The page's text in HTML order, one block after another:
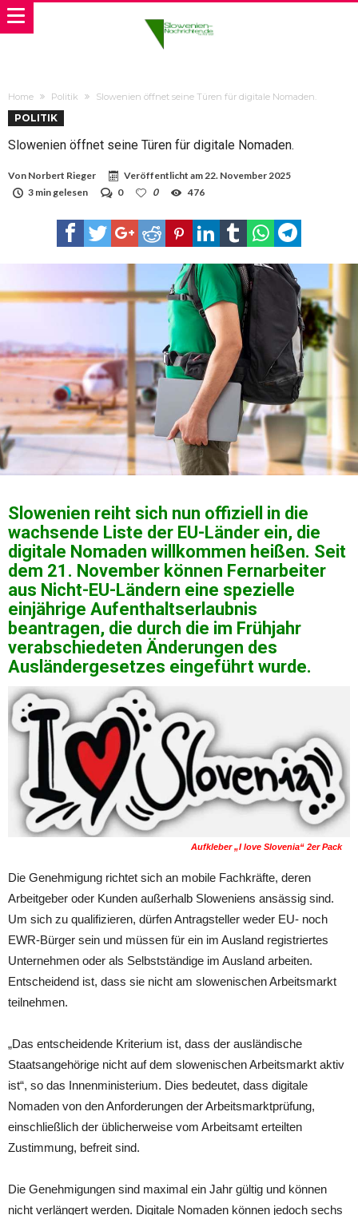
Home Politik Slowenien öffnet seine Türen für digitale Nomaden.
POLITIK
Slowenien öffnet seine Türen für digitale Nomaden.
Von Norbert Rieger Veröffentlicht am22. November 2025
3 min gelesen
0 0 476
Slowenien reiht sich nun offiziell in die
wachsende Liste der EU-Länder ein, die
digitale Nomaden willkommen heißen. Seit
dem 21. November können Fernarbeiter
aus Nicht-EU-Ländern eine spezielle
einjährige Aufenthaltserlaubnis
beantragen, die durch die im Frühjahr
verabschiedeten Änderungen des
Ausländergesetzes eingeführt wurde.
Aufkleber „I love Slovenia“ 2er Pack
Die Genehmigung richtet sich an mobile Fachkräfte, deren
Arbeitgeber oder Kunden außerhalb Sloweniens ansässig sind.
Um sich zu qualifizieren, dürfen Antragsteller weder EU- noch
EWR-Bürger sein und müssen für ein im Ausland registriertes
Unternehmen oder als Selbstständige im Ausland arbeiten.
Entscheidend ist, dass sie nicht am slowenischen Arbeitsmarkt
teilnehmen.
„Das entscheidende Kriterium ist, dass der ausländische
Staatsangehörige nicht auf dem slowenischen Arbeitsmarkt aktiv
ist“, so das Innenministerium. Dies bedeutet, dass digitale
Nomaden von den Anforderungen der Arbeitsmarktprüfung,
einschließlich der üblicherweise vom Arbeitsamt erteilten
Zustimmung, befreit sind.
Die Genehmigungen sind maximal ein Jahr gültig und können
nicht verlängert werden. Digitale Nomaden können jedoch sechs